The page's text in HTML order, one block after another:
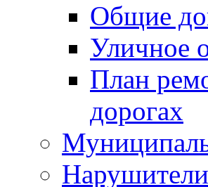
Общие
Уличное
План
дорогах
Нарушители